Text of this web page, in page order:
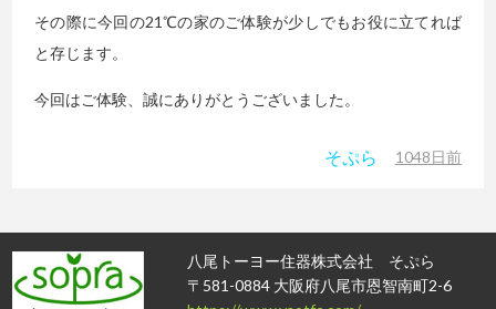
その際に今回の21℃の家のご体験が少しでもお役に立てれば
と存じます。
今回はご体験、誠にありがとうございました。
そぷら 1048日前
八尾トーヨー住器株式会社 そぷら
〒581-0884 大阪府八尾市恩智南町2-6